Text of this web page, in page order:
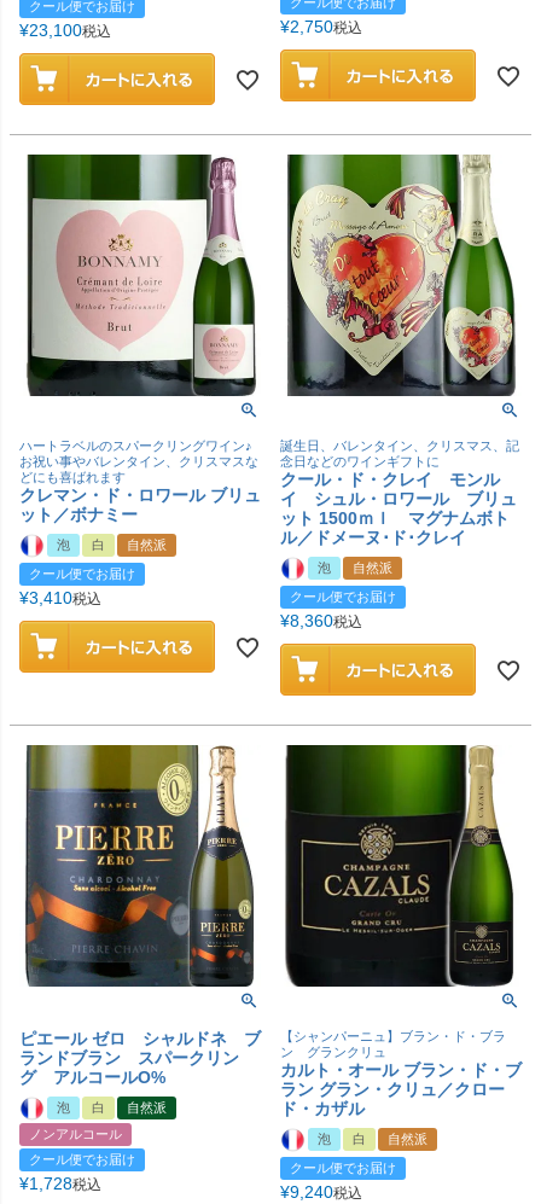
クール便でお届け
¥23,100税込
クール便でお届け
¥2,750税込
ハートラベルのスパークリングワイン♪
お祝い事やバレンタイン、クリスマスな
どにも喜ばれます
クレマン・ド・ロワール ブリュ
ット／ボナミー
泡 白
自然派
クール便でお届け
¥3,410税込
誕生日、バレンタイン、クリスマス、記
念日などのワインギフトに
クール・ド・クレイ モンル
イ シュル・ロワール ブリュ
ット 1500ｍｌ マグナムボト
ル／ドメーヌ･ド･クレイ
泡
自然派
クール便でお届け
¥8,360税込
ピエール ゼロ シャルドネ ブ
ランドブラン スパークリン
グ アルコールO%
泡 白
自然派
ノンアルコール
クール便でお届け
¥1,728税込
【シャンパーニュ】ブラン・ド・ブラ
ン グランクリュ
カルト・オール ブラン・ド・ブ
ラン グラン・クリュ／クロー
ド・カザル
泡 白
自然派
クール便でお届け
¥9,240税込